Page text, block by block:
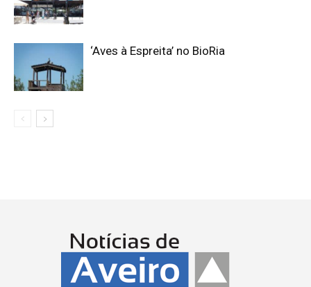
‘Aves à Espreita’ no BioRia